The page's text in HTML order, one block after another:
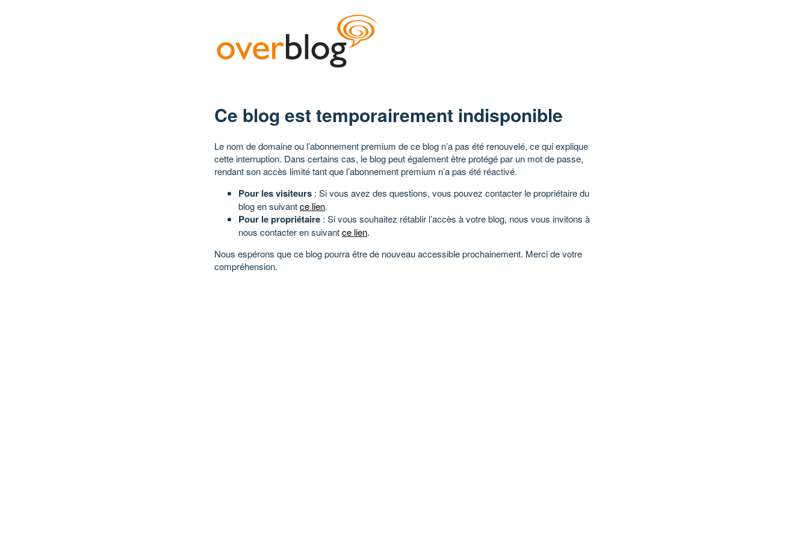
Ce blog est temporairement indisponible
Le nom de domaine ou l’abonnement premium de ce blog n’a pas été renouvelé, ce qui explique
cette interruption. Dans certains cas, le blog peut également être protégé par un mot de passe,
rendant son accès limité tant que l’abonnement premium n’a pas été réactivé.
Pour les visiteurs : Si vous avez des questions, vous pouvez contacter le propriétaire du
blog en suivantce lien.
Pour le propriétaire : Si vous souhaitez rétablir l’accès à votre blog, nous vous invitons à
nous contacter en suivantce lien.
Nous espérons que ce blog pourra être de nouveau accessible prochainement. Merci de votre
compréhension.